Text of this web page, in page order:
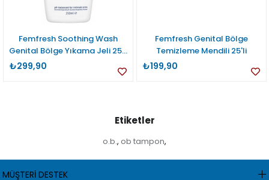
Femfresh Soothing Wash
Genital Bölge Yıkama Jeli 250
₺299,90
Femfresh Genital Bölge
Temizleme Mendili 25'li
₺199,90
Etiketler
o.b., ob tampon,
MÜŞTERİ DESTEK